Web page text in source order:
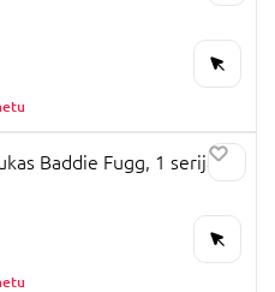
Baddie Fugg, 1 serija,